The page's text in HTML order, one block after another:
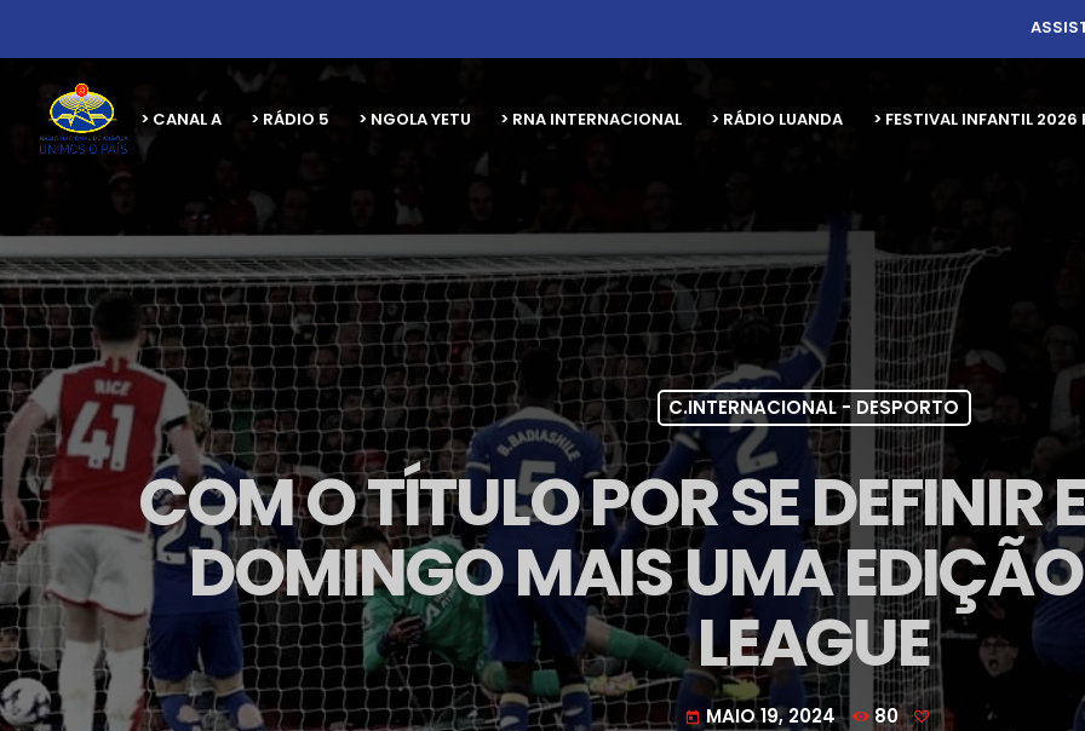
> CANAL A > RÁDIO 5 > NGOLA YETU > RNA INTERNACIONAL > RÁDIO LUANDA > FESTIVAL INFANTIL
C.INTERNACIONAL - DESPORTO
COM O TÍTULO POR SE DEFINIR
DOMINGO MAIS UMA
LEAGUE
today MAIO 19, 2024 80